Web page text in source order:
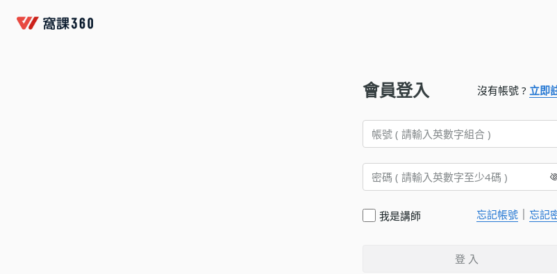
會員登入 沒有帳號 ? 立即
我是講師 忘記帳號 忘記
登 入